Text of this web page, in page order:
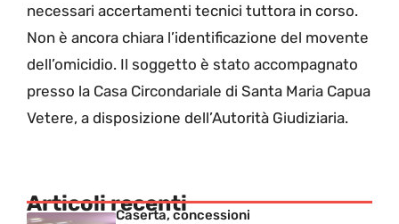
necessari accertamenti tecnici tuttora in corso.
Non è ancora chiara l’identificazione del movente
dell’omicidio. Il soggetto è stato accompagnato
presso la Casa Circondariale di Santa Maria Capua
Vetere, a disposizione dell’Autorità Giudiziaria.
Articoli recenti
Caserta, concessioni